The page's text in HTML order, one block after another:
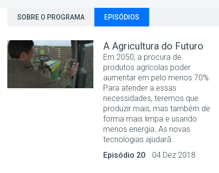
SOBRE O PROGRAMA EPISÓDIOS
A Agricultura do Futuro
Em 2050, a procura de
produtos agrícolas poder
aumentar em pelo menos 70%.
Para atender a essas
necessidades, teremos que
produzir mais, mas também de
forma mais limpa e usando
menos energia. As novas
tecnologias ajudarã...
Episódio 20
04 Dez 2018